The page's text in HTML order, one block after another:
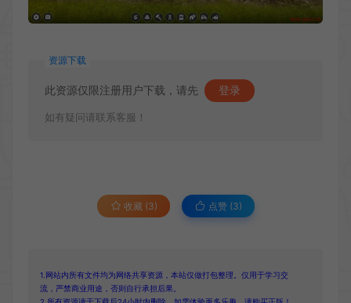
资源下载
此资源仅限注册用户下载，请先 登录
如有疑问请联系客服！
收藏 (3) 点赞 (3)
1.网站内所有文件均为网络共享资源，本站仅做打包整理。仅用于学习交
流，严禁商业用途，否则自行承担后果。